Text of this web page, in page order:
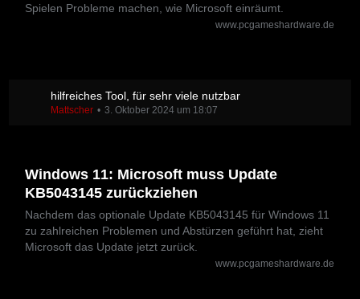
Spielen Probleme machen, wie Microsoft einräumt.
www.pcgameshardware.de
hilfreiches Tool, für sehr viele nutzbar
Mattscher 3. Oktober 2024 um 18:07
Windows 11: Microsoft muss Update
KB5043145 zurückziehen
Nachdem das optionale Update KB5043145 für Windows 11
zu zahlreichen Problemen und Abstürzen geführt hat, zieht
Microsoft das Update jetzt zurück.
www.pcgameshardware.de